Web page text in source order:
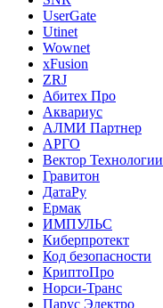
UserGate
Utinet
Wownet
xFusion
ZRJ
Абитех Про
Аквариус
АЛМИ Партнер
АРГО
Вектор Технологии
Гравитон
ДатаРу
Ермак
ИМПУЛЬС
Киберпротект
Код безопасности
КриптоПро
Норси-Транс
Парус Электро